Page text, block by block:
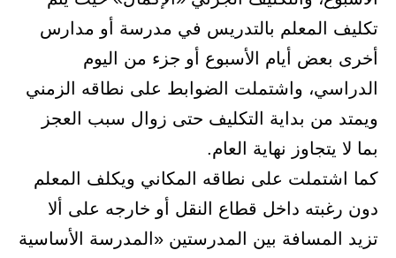
تكليف المعلم بالتدريس في مدرسة أو مدارس
أخرى بعض أيام الأسبوع أو جزء من اليوم
الدراسي، واشتملت الضوابط على نطاقه الزمني
ويمتد من بداية التكليف حتى زوال سبب العجز
بما لا يتجاوز نهاية العام.
كما اشتملت على نطاقه المكاني ويكلف المعلم
دون رغبته داخل قطاع النقل أو خارجه على ألا
تزيد المسافة بين المدرستين «المدرسة الأساسية